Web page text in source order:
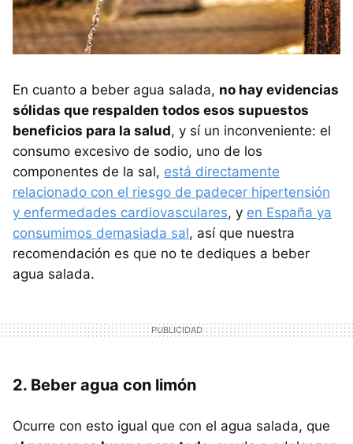
En cuanto a beber agua salada, no hay evidencias
sólidas que respalden todos esos supuestos
beneficios para la salud, y sí un inconveniente: el
consumo excesivo de sodio, uno de los
componentes de la sal, está directamente
relacionado con el riesgo de padecer hipertensión
y enfermedades cardiovasculares, y en España ya
consumimos demasiada sal, así que nuestra
recomendación es que no te dediques a beber
agua salada.
2. Beber agua con limón
Ocurre con esto igual que con el agua salada, que